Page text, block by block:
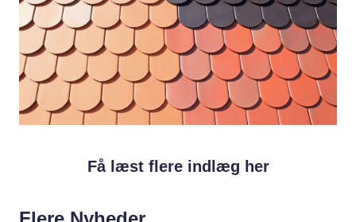
Få læst flere indlæg her